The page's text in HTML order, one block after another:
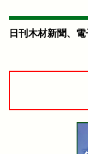
日刊木材新聞、